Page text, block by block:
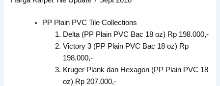
PP Plain PVC Tile Collections
Delta (PP Plain PVC Bac 18 oz) Rp 198.000,-
Victory 3 (PP Plain PVC Bac 18 oz) Rp
198.000,-
Kruger Plank dan Hexagon (PP Plain PVC 18
oz) Rp 207.000,-